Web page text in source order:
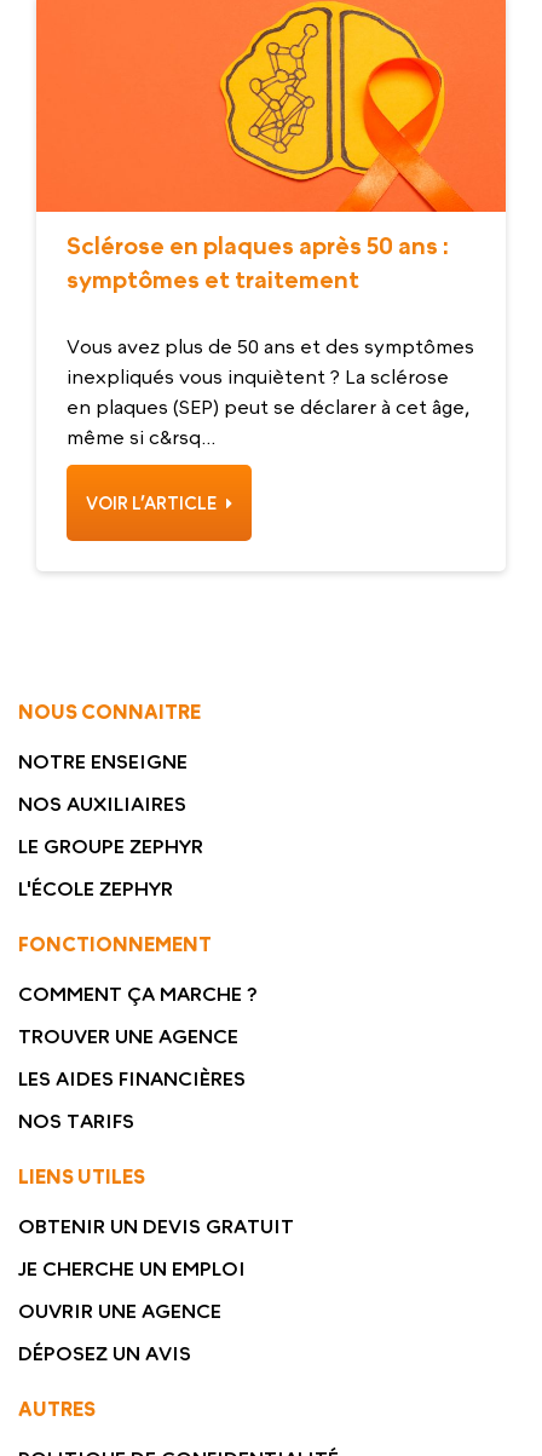
Sclérose en plaques après 50 ans :
symptômes et traitement
Vous avez plus de 50 ans et des symptômes
inexpliqués vous inquiètent ? La sclérose
en plaques (SEP) peut se déclarer à cet âge,
même si c&rsq...
VOIR L’ARTICLE
NOUS CONNAITRE
NOTRE ENSEIGNE
NOS AUXILIAIRES
LE GROUPE ZEPHYR
L'ÉCOLE ZEPHYR
FONCTIONNEMENT
COMMENT ÇA MARCHE ?
TROUVER UNE AGENCE
LES AIDES FINANCIÈRES
NOS TARIFS
LIENS UTILES
OBTENIR UN DEVIS GRATUIT
JE CHERCHE UN EMPLOI
OUVRIR UNE AGENCE
DÉPOSEZ UN AVIS
AUTRES